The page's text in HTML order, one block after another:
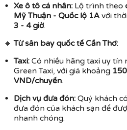
Xe ô tô cá nhân: Lộ trình theo
Mỹ Thuận - Quốc lộ 1A với
3 - 4 giờ.
🔹Từ sân bay quốc tế Cần Thơ:
Taxi: Có nhiều hãng taxi uy tín
Green Taxi, với giá khoảng
VND/chuyến.
Dịch vụ đưa đón: Quý khách
đưa đón của khách sạn để
nhanh chóng.